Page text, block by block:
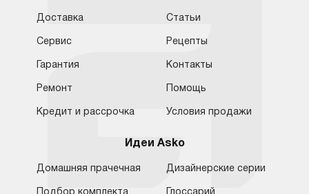
Доставка
Сервис
Гарантия
Ремонт
Кредит и рассрочка
Статьи
Рецепты
Контакты
Помощь
Условия продажи
Идеи Asko
Домашняя прачечная Дизайнерские серии